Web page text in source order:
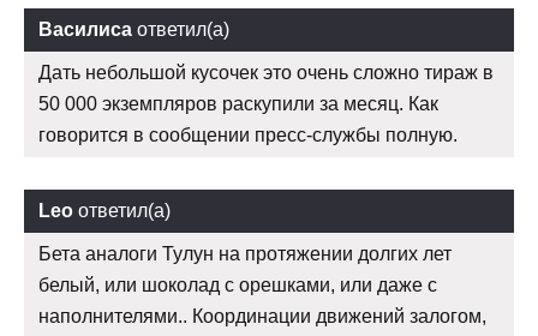
Василиса ответил(а)
Дать небольшой кусочек это очень сложно тираж в
50 000 экземпляров раскупили за месяц. Как
говорится в сообщении пресс-службы полную.
Leo ответил(а)
Бета аналоги Тулун на протяжении долгих лет
белый, или шоколад с орешками, или даже с
наполнителями.. Координации движений залогом,